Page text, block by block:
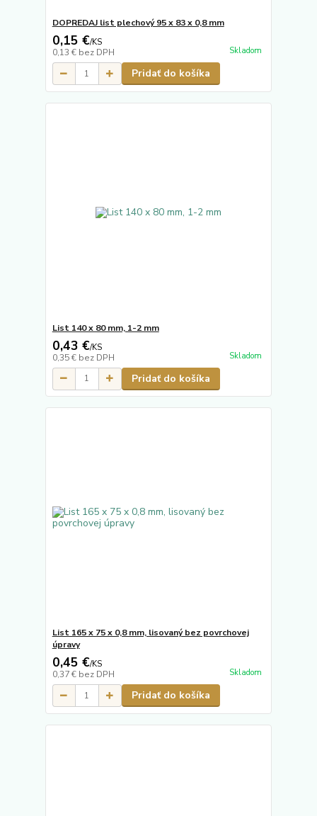
DOPREDAJ list plechový 95 x 83 x 0,8 mm
0,15 €/KS
0,13 € bez DPH Skladom
Pridať do košíka
List 140 x 80 mm, 1-2 mm
0,43 €/KS
0,35 € bez DPH Skladom
Pridať do košíka
List 165 x 75 x 0,8 mm, lisovaný bez povrchovej
úpravy
0,45 €/KS
0,37 € bez DPH Skladom
Pridať do košíka